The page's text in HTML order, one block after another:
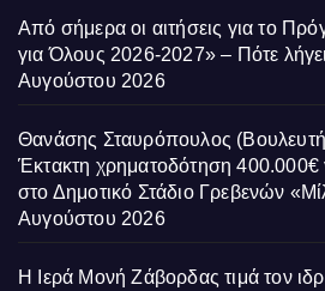
Από σήμερα οι αιτήσεις για το
για Όλους 2026-2027» – Πότε
Αυγούστου 2026
Θανάσης Σταυρόπουλος
Έκτακτη χρηματοδότηση 400.000€
στο Δημοτικό Στάδιο Γρεβενών
Αυγούστου 2026
Η Ιερά Μονή Ζάβορδας τιμά τον